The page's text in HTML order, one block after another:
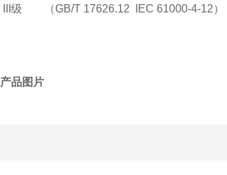
级 （GB/T 17626.12 IEC 61000-4-12）
产品图片